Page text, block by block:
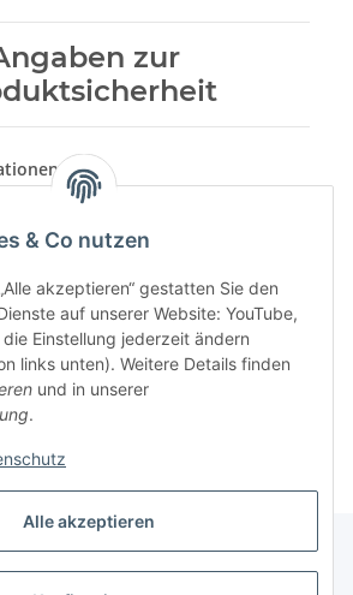
zur
GmbH
& Co nutzen
akzeptieren“ gestatten Sie den
auf unserer Website: YouTube,
Einstellung jederzeit ändern
links unten). Weitere Details finden
und in unserer
.
Alle akzeptieren